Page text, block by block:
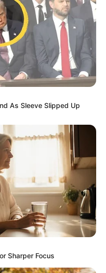
ΟΡΟΙ ΧΡΗΣΗΣ
As Sleeve Slipped Up
Sharper Focus